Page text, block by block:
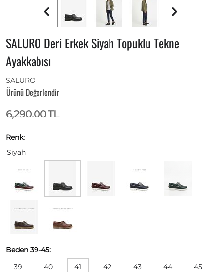
SALURO Deri Erkek Siyah Topuklu Tekne
Ayakkabısı
SALURO
Ürünü Değerlendir
6,290.00TL
Renk:
Siyah
Beden 39-45:
39
40 41 42 43 44 45